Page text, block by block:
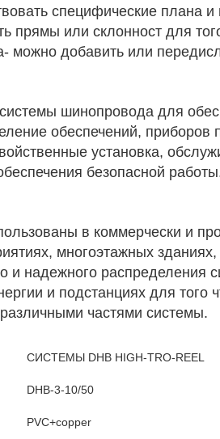
специфические плана
прямы или склонност для
можно добавить или
шинопровода для
обеспечений, приборов
установка,
безопасной
в коммерчески и
многоэтажных зданиях,
и надежного
и подстанциях для того
частями системы.
СИСТЕМЫ DHB HIGH-TRO-REEL
DHB-3-10/50
PVC+copper